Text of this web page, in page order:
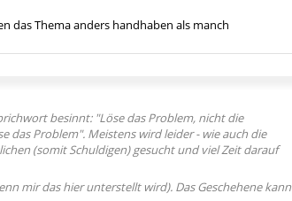
das Thema anders handhaben als manch
besinnt: "Löse das Problem, nicht die
das Problem". Meistens wird leider - wie auch die
(somit Schuldigen) gesucht und viel Zeit darauf
mir das hier unterstellt wird). Das Geschehene kann